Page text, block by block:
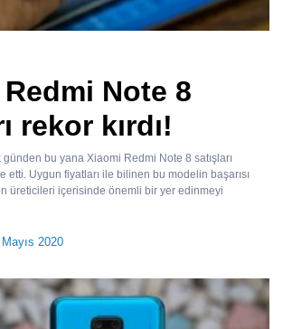
Note 8
rekor kırdı!
bu yana Xiaomi Redmi Note 8 satışları
etti. Uygun fiyatları ile bilinen bu modelin başarısı
üreticileri içerisinde önemli bir yer edinmeyi
Mayıs 2020